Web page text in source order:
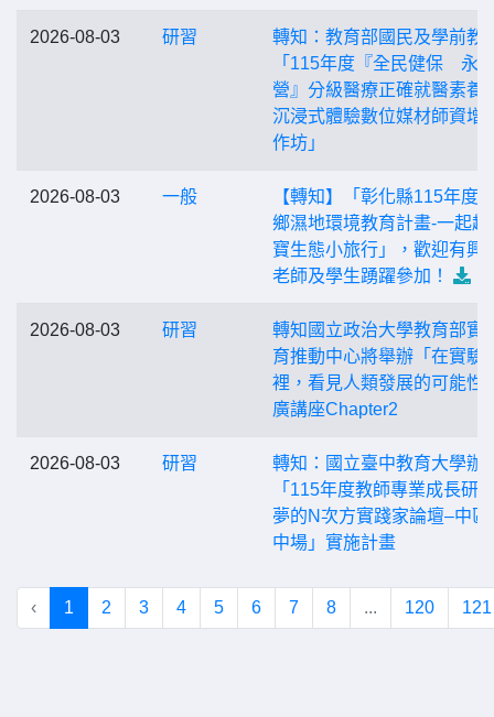
2026-08-03 研習
轉知：教育部國民及學前教
「115年度『全民健保 永
營』分級醫療正確就醫素養
沉浸式體驗數位媒材師資增
作坊」
2026-08-03 一般
【轉知】「彰化縣115年度
鄉濕地環境教育計畫-一起趣
寶生態小旅行」，歡迎有興
老師及學生踴躍參加！
2026-08-03 研習
轉知國立政治大學教育部實
育推動中心將舉辦「在實驗
裡，看見人類發展的可能性
廣講座Chapter2
2026-08-03 研習
轉知：國立臺中教育大學辦
「115年度教師專業成長研
夢的N次方實踐家論壇–中區
中場」實施計畫
‹ 1 2 3 4 5 6 7 8 ... 120 121